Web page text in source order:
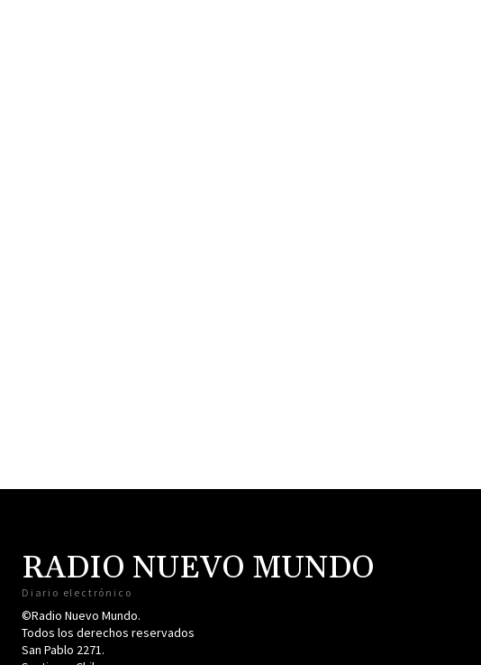
RADIO NUEVO MUNDO
Diario electrónico
©Radio Nuevo Mundo.
Todos los derechos reservados
San Pablo 2271.